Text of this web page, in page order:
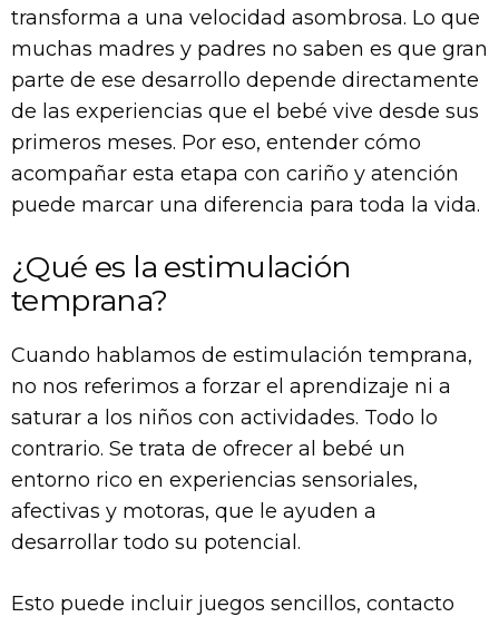
transforma a una velocidad asombrosa. Lo que
muchas madres y padres no saben es que gran
parte de ese desarrollo depende directamente
de las experiencias que el bebé vive desde sus
primeros meses. Por eso, entender cómo
acompañar esta etapa con cariño y atención
puede marcar una diferencia para toda la vida.
¿Qué es la estimulación
temprana?
Cuando hablamos de estimulación temprana,
no nos referimos a forzar el aprendizaje ni a
saturar a los niños con actividades. Todo lo
contrario. Se trata de ofrecer al bebé un
entorno rico en experiencias sensoriales,
afectivas y motoras, que le ayuden a
desarrollar todo su potencial.
Esto puede incluir juegos sencillos, contacto